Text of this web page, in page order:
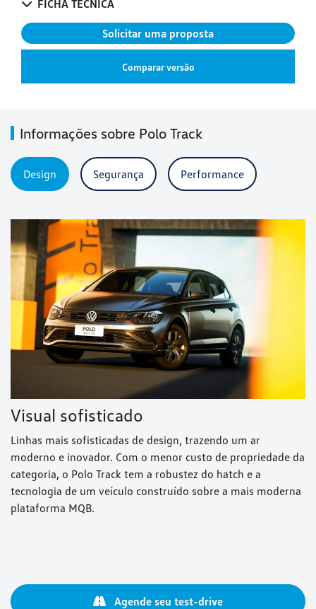
FICHA TÉCNICA
Solicitar uma proposta
Comparar versão
Informações sobre Polo Track
Design Segurança Performance
Visual sofisticado
Linhas mais sofisticadas de design, trazendo um ar
moderno e inovador. Com o menor custo de propriedade da
categoria, o Polo Track tem a robustez do hatch e a
tecnologia de um veículo construído sobre a mais moderna
plataforma MQB.
Agende seu test-drive